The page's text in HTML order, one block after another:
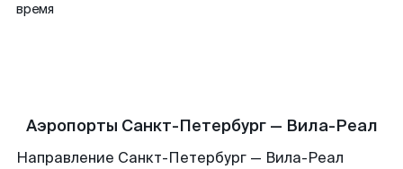
время
Аэропорты Санкт-Петербург — Вила-Реал
Направление Санкт-Петербург — Вила-Реал